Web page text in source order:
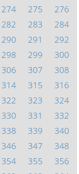
274 275
276
282 283
284
290 291
292
298 299
300
306 307
308
314 315
316
322 323
324
330 331
332
338 339
340
346 347
348
354 355
356